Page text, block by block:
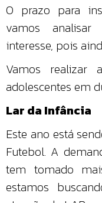
O prazo para
vamos
interesse, pois
Vamos realizar
adolescentes em
Lar da Infância
Este ano está
Futebol. A
tem tomado
estamos